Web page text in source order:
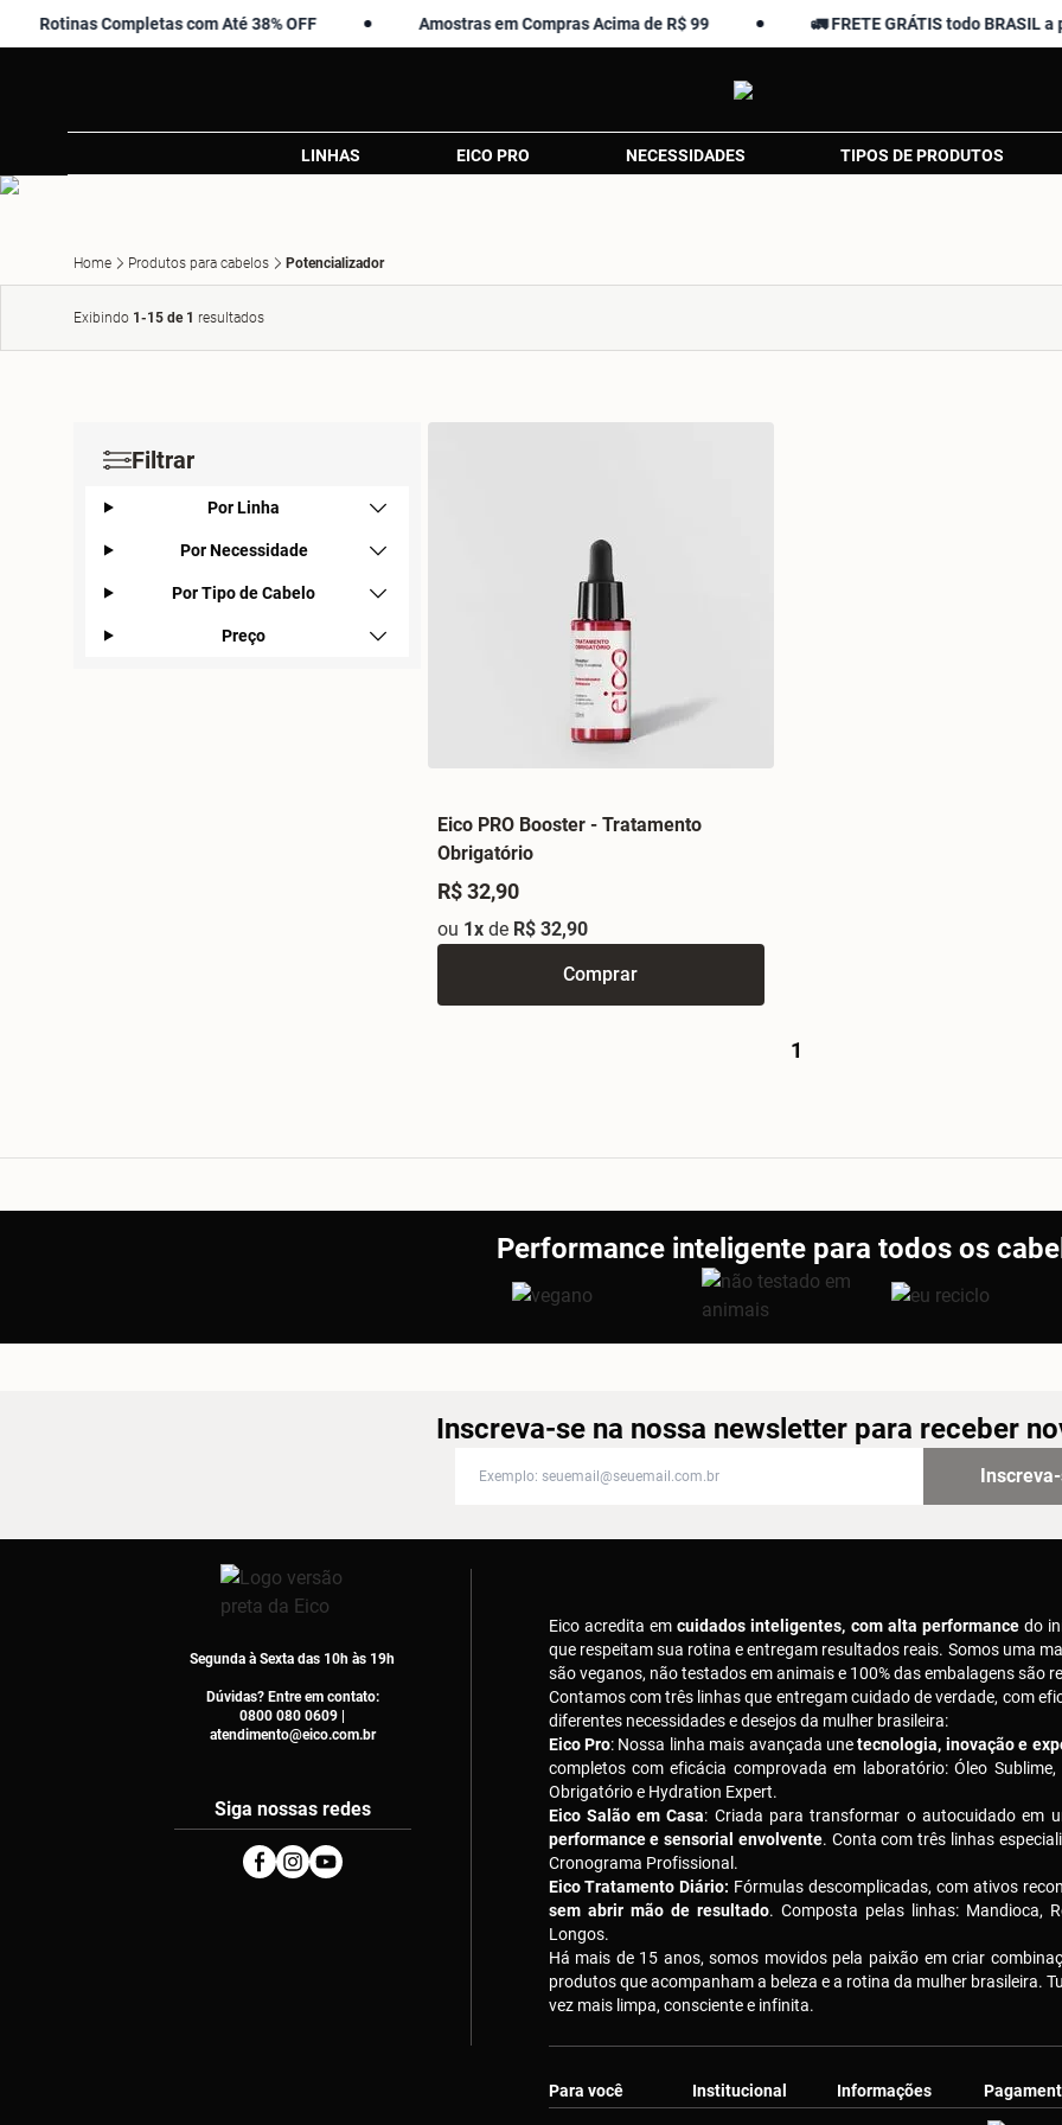
Rotinas Completas com Até 38% OFF Amostras em Compras Acima de R$ 99 🚛 FRETE GRÁTIS todo BRASIL a
LINHAS EICO PRO NECESSIDADES TIPOS DE PRODUTOS
Home Produtos para cabelos Potencializador
Exibindo 1-15 de 1 resultados
Filtrar
Por Linha
Por Necessidade
Por Tipo de Cabelo
Preço
Eico PRO Booster - Tratamento
Obrigatório
R$ 32,90
ou 1xde R$ 32,90
Comprar
1
Performance inteligente para todos os
Inscreva-se na nossa newsletter para receber
Segunda à Sexta das 10h às 19h
Dúvidas? Entre em contato:
0800 080 0609 |
atendimento@eico.com.br
Siga nossas redes
Facebook
Instagram
Youtube
Eico acredita emcuidados inteligentes, com alta performance do
que respeitam sua rotina e entregam resultados reais. Somos uma
são veganos, não testados em animais e 100% das embalagens são
Contamos com três linhas que entregam cuidado de verdade, com
diferentes necessidades e desejos da mulher brasileira:
Eico Pro: Nossa linha mais avançada unetecnologia, inovação e
completos com eficácia comprovada em laboratório: Óleo
Obrigatório e Hydration Expert.
Eico Salão em Casa: Criada para transformar o autocuidado em
performance e sensorial envolvente. Conta com três linhas
Cronograma Profissional.
Eico Tratamento Diário: Fórmulas descomplicadas, com ativos
sem abrir mão de resultado. Composta pelas linhas: Mandioca,
Longos.
Há mais de 15 anos, somos movidos pela paixão em criar
produtos que acompanham a beleza e a rotina da mulher brasileira.
vez mais limpa, consciente e infinita.
Para você Institucional Informações